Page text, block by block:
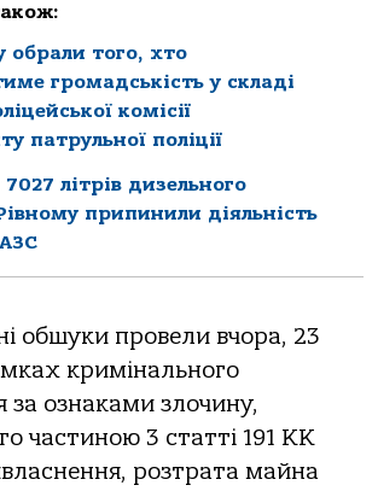
обрали того, хто
громадськість у складі
комісії
патрульної поліції
літрів дизельного
припинили діяльність
обшуки провели вчора, 23
кримінального
ознаками злочину,
частиною 3 статті 191 КК
розтрата майна